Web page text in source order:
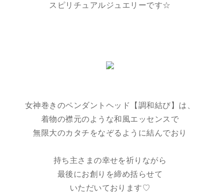
スピリチュアルジュエリーです☆
女神巻きのペンダントヘッド【調和結び】は、
着物の襟元のような和風エッセンスで
無限大のカタチをなぞるように結んでおり
持ち主さまの幸せを祈りながら
最後にお創りを締め括らせて
いただいております♡